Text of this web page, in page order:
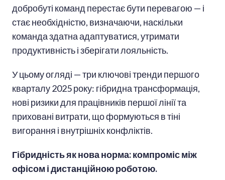
добробуті команд перестає бути перевагою — і
стає необхідністю, визначаючи, наскільки
команда здатна адаптуватися, утримати
продуктивність і зберігати лояльність.
У цьому огляді — три ключові тренди першого
кварталу 2025 року: гібридна трансформація,
нові ризики для працівників першої лінії та
приховані витрати, що формуються в тіні
вигорання і внутрішніх конфліктів.
Гібридність як нова норма: компроміс між
офісом і дистанційною роботою.